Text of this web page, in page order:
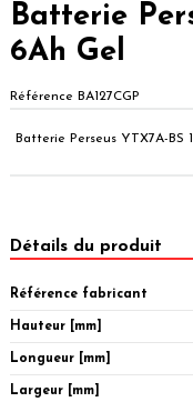
Batterie
6Ah Gel
Référence BA127CGP
Batterie Perseus YTX7A-
Détails du produit
Référence fabricant
Hauteur [mm]
Longueur [mm]
Largeur [mm]